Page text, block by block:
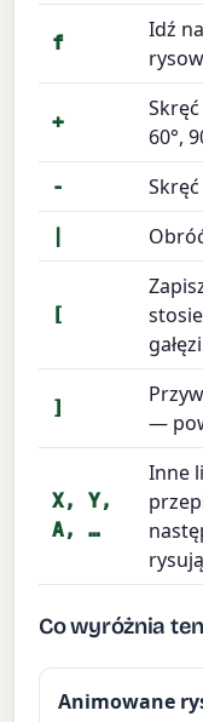
f
Idź
+
60°,
-
|
[
]
—
X, Y,
A, …
Inne
Co wyróżnia
Animowane